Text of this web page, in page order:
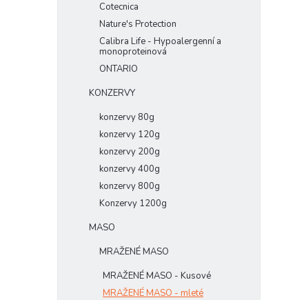
Cotecnica
Nature's Protection
Calibra Life - Hypoalergenní a
monoproteinová
ONTARIO
KONZERVY
konzervy 80g
konzervy 120g
konzervy 200g
konzervy 400g
konzervy 800g
Konzervy 1200g
MASO
MRAŽENÉ MASO
MRAŽENÉ MASO - Kusové
MRAŽENÉ MASO - mleté